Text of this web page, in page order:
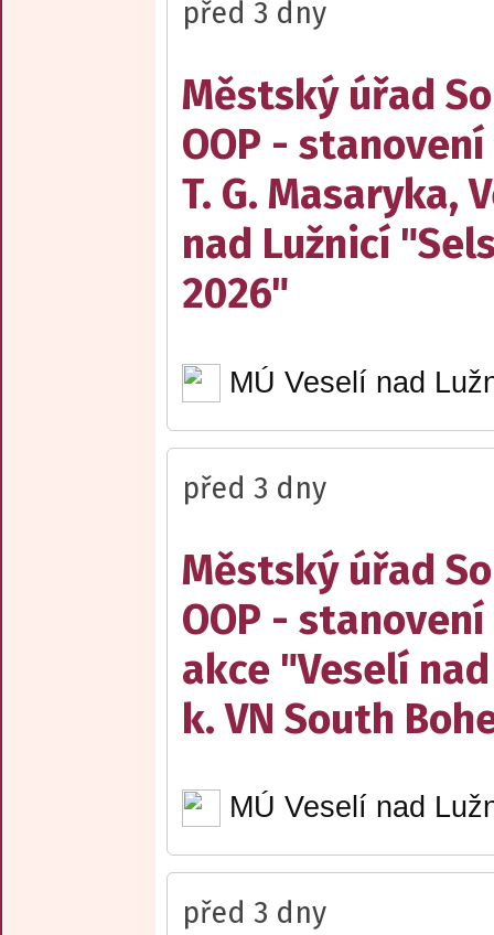
před 3 dny
Městský úřad
OOP -
T. G. Masaryka,
nad Lužnicí
2026"
MÚ Veselí nad
před 3 dny
Městský úřad
OOP -
akce "Veselí
k. VN South
MÚ Veselí nad
před 3 dny